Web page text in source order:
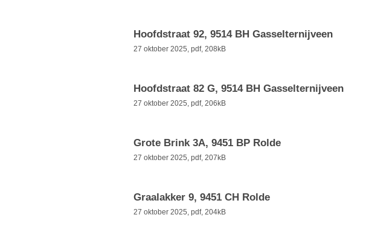
Hoofdstraat 92, 9514 BH Gasselternijveen
27 oktober 2025, pdf, 208kB
Hoofdstraat 82 G, 9514 BH Gasselternijveen
27 oktober 2025, pdf, 206kB
Grote Brink 3A, 9451 BP Rolde
27 oktober 2025, pdf, 207kB
Graalakker 9, 9451 CH Rolde
27 oktober 2025, pdf, 204kB